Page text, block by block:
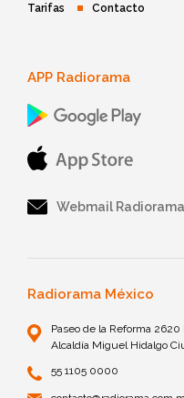
Tarifas Contacto
APP Radiorama
Webmail Radiorama
Radiorama México
Paseo de la Reforma 2620
Alcaldía Miguel Hidalgo
55 1105 0000